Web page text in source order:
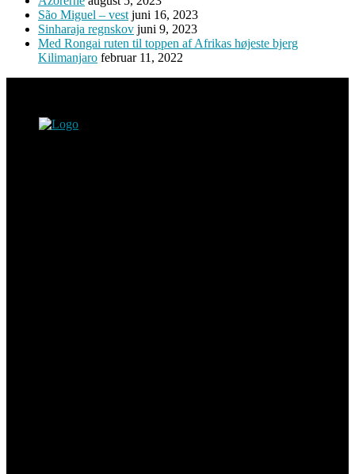
São Miguel – vest juni 16, 2023
Sinharaja regnskov juni 9, 2023
Med Rongai ruten til toppen af Afrikas højeste bjerg
Kilimanjaro februar 11, 2022